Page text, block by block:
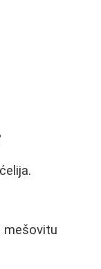
mešovitu